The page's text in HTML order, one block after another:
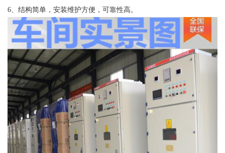
6、结构简单，安装维护方便，可靠性高。